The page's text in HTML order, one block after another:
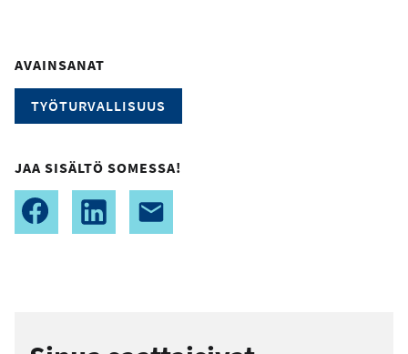
AVAINSANAT
TYÖTURVALLISUUS
JAA SISÄLTÖ SOMESSA!